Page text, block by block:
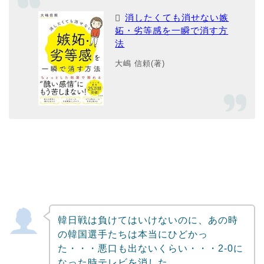
消したくても消せない嫉
妬・劣等感を一瞬で消す方
法
大嶋 信頼(著)
韓日戦は負けてはいけないのに、あの時
の韓国選手たちは本当にひどかっ
た・・・悪口も出ないくらい・・・2-0に